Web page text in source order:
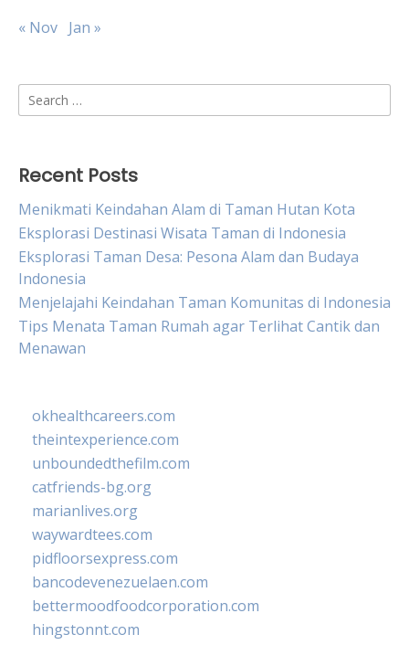
« Nov Jan »
Search
for:
Recent Posts
Menikmati Keindahan Alam di Taman Hutan Kota
Eksplorasi Destinasi Wisata Taman di Indonesia
Eksplorasi Taman Desa: Pesona Alam dan Budaya
Indonesia
Menjelajahi Keindahan Taman Komunitas di Indonesia
Tips Menata Taman Rumah agar Terlihat Cantik dan
Menawan
okhealthcareers.com
theintexperience.com
unboundedthefilm.com
catfriends-bg.org
marianlives.org
waywardtees.com
pidfloorsexpress.com
bancodevenezuelaen.com
bettermoodfoodcorporation.com
hingstonnt.com